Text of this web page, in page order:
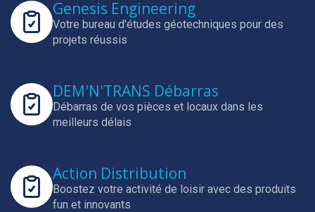
Genesis Engineering
Votre bureau d'études géotechniques pour des
projets réussis
DEM'N'TRANS Débarras
Débarras de vos pièces et locaux dans les
meilleurs délais
Action Distribution
Boostez votre activité de loisir avec des produits
fun et innovants